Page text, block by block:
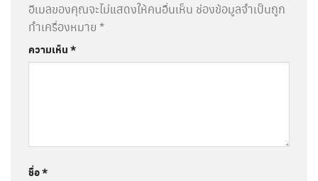
อีเมลของคุณจะไม่แสดงให้คนอื่นเห็น ช่องข้อมูลจำเป็นถูก
ทำเครื่องหมาย *
ความเห็น*
ชื่อ*